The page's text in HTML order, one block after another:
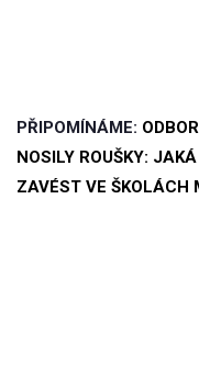
PŘIPOMÍNÁME:
NOSILY ROUŠKY:
ZAVÉST VE ŠKOLÁCH